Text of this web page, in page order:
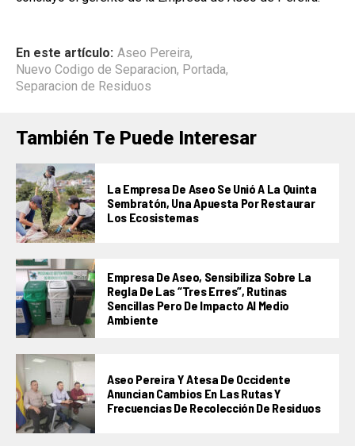
En este artículo: Aseo Pereira,
Nuevo Codigo de Separacion, Portada,
Separacion de Residuos
También Te Puede Interesar
La Empresa De Aseo Se Unió A La Quinta
Sembratón, Una Apuesta Por Restaurar
Los Ecosistemas
Empresa De Aseo, Sensibiliza Sobre La
Regla De Las “tres Erres”, Rutinas
Sencillas Pero De Impacto Al Medio
Ambiente
Aseo Pereira Y Atesa De Occidente
Anuncian Cambios En Las Rutas Y
Frecuencias De Recolección De Residuos